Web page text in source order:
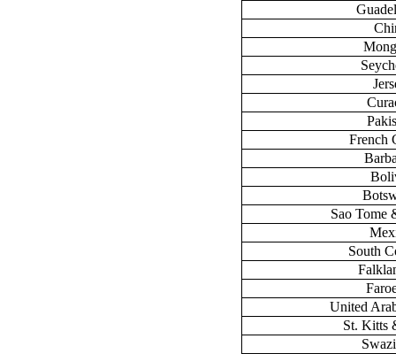
French
Sao Tome
South
United
St. Kitts